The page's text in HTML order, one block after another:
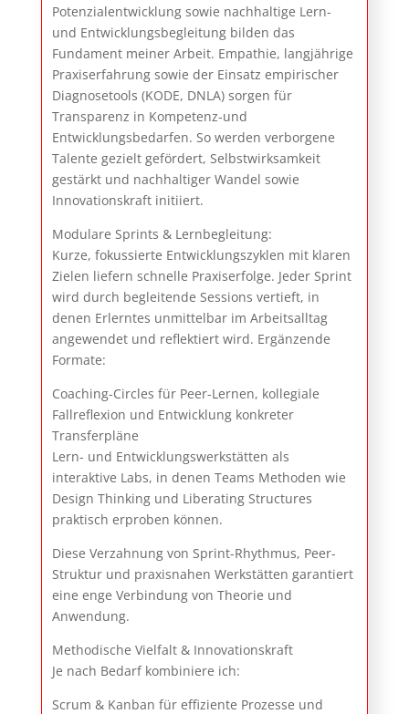
Potenzialentwicklung sowie nachhaltige Lern-
und Entwicklungsbegleitung bilden das
Fundament meiner Arbeit. Empathie, langjährige
Praxiserfahrung sowie der Einsatz empirischer
Diagnose­tools (KODE, DNLA) sorgen für
Transparenz in Kompetenz-und
Entwicklungsbedarfen. So werden verborgene
Talente gezielt gefördert, Selbstwirksamkeit
gestärkt und nachhaltiger Wandel sowie
Innovationskraft initiiert.
Modulare Sprints & Lernbegleitung:
Kurze, fokussierte Entwicklungszyklen mit klaren
Zielen liefern schnelle Praxiserfolge. Jeder Sprint
wird durch begleitende Sessions vertieft, in
denen Erlerntes unmittelbar im Arbeitsalltag
angewendet und reflektiert wird. Ergänzende
Formate:
Coaching-Circles für Peer-Lernen, kollegiale
Fallreflexion und Entwicklung konkreter
Transferpläne
Lern- und Entwicklungswerkstätten als
interaktive Labs, in denen Teams Methoden wie
Design Thinking und Liberating Structures
praktisch erproben können.
Diese Verzahnung von Sprint-Rhythmus, Peer-
Struktur und praxisnahen Werkstätten garantiert
eine enge Verbindung von Theorie und
Anwendung.
Methodische Vielfalt & Innovationskraft
Je nach Bedarf kombiniere ich:
Scrum & Kanban für effiziente Prozesse und